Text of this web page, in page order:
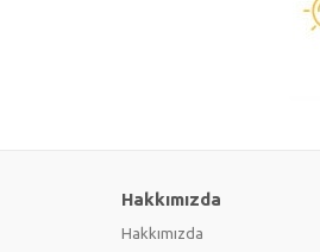
Hakkımızda
Hakkımızda